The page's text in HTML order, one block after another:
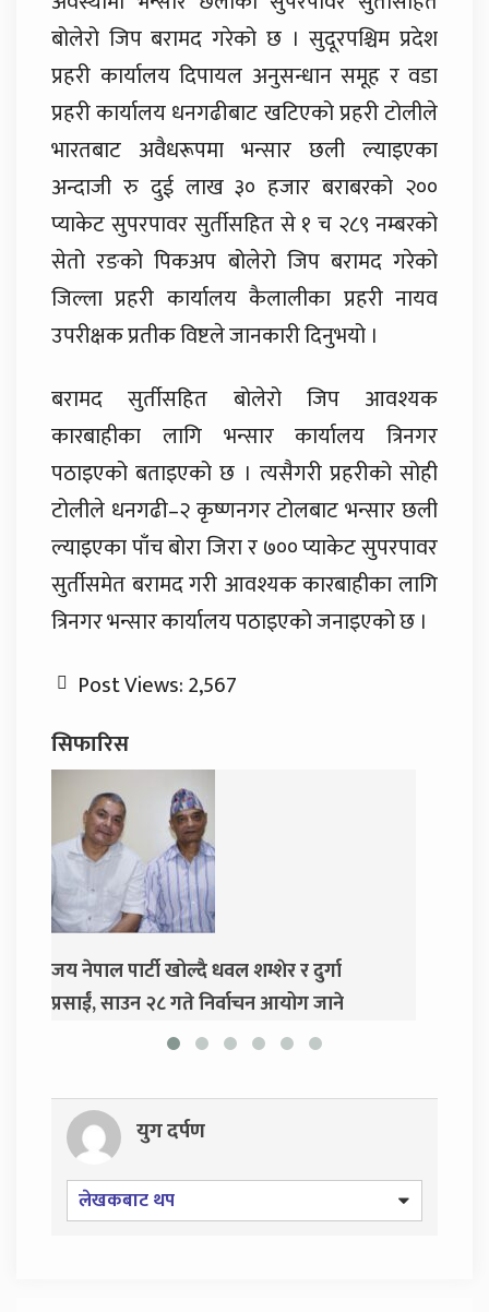
बोलेरो जिप बरामद गरेको छ । सुदूरपश्चिम प्रदेश
प्रहरी कार्यालय दिपायल अनुसन्धान समूह र वडा
प्रहरी कार्यालय धनगढीबाट खटिएको प्रहरी टोलीले
भारतबाट अवैधरूपमा भन्सार छली ल्याइएका
अन्दाजी रु दुई लाख ३० हजार बराबरको २००
प्याकेट सुपरपावर सुर्तीसहित से १ च २८९ नम्बरको
सेतो रङको पिकअप बोलेरो जिप बरामद गरेको
जिल्ला प्रहरी कार्यालय कैलालीका प्रहरी नायव
उपरीक्षक प्रतीक विष्टले जानकारी दिनुभयो ।
बरामद सुर्तीसहित बोलेरो जिप आवश्यक
कारबाहीका लागि भन्सार कार्यालय त्रिनगर
पठाइएको बताइएको छ । त्यसैगरी प्रहरीको सोही
टोलीले धनगढी–२ कृष्णनगर टोलबाट भन्सार छली
ल्याइएका पाँच बोरा जिरा र ७०० प्याकेट सुपरपावर
सुर्तीसमेत बरामद गरी आवश्यक कारबाहीका लागि
त्रिनगर भन्सार कार्यालय पठाइएको जनाइएको छ ।
Post Views:2,567
सिफारिस
र दुर्गा
आयोग जाने
दुर्गा प्रसाईंलाई रिहा गर्न अदालतको आदेश
युग दर्पण
लेखकबाट थप